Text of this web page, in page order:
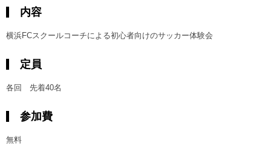
内容
横浜FCスクールコーチによる初心者向けのサッカー体験会
定員
各回 先着40名
参加費
無料